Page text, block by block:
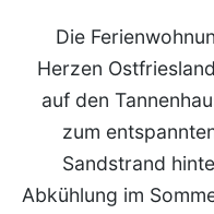
Die
Herzen
auf den
zum
Sandstrand
Abkühlung im